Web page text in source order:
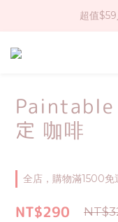
社群
超值
全
Paintable
定 咖啡
全店，購物滿1500免
NT$290